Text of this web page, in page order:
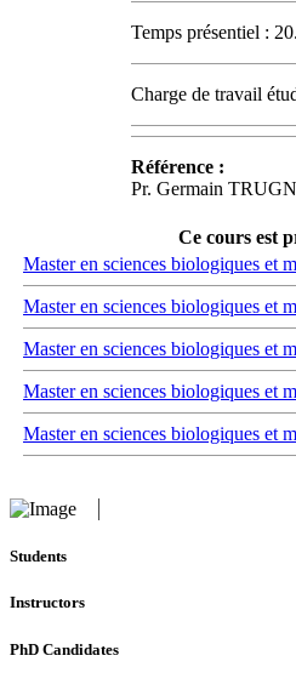
Temps présentiel :
Charge de travail
Référence :
Pr. Germain
Ce cours est
Master en sciences biologiques et
Master en sciences biologiques et
Master en sciences biologiques et
Master en sciences biologiques et
Master en sciences biologiques et
Students
Instructors
PhD Candidates